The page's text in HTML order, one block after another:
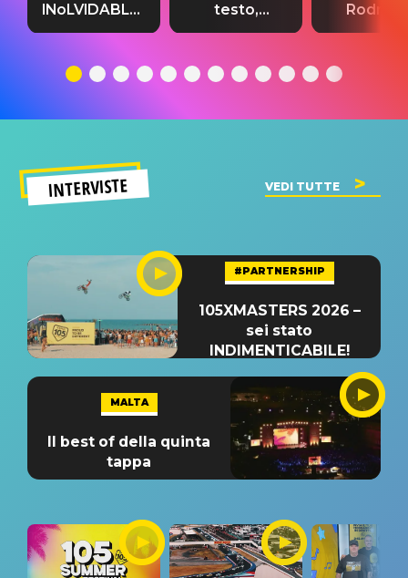
INoLVIDABLE”:
testo,
significato
testo,
traduzione e
del singolo
testo,
INTERVISTE VEDI TUTTE
#PARTNERSHIP
105XMASTERS 2026 –
sei stato
INDIMENTICABILE!
MALTA
Il best of della quinta
tappa